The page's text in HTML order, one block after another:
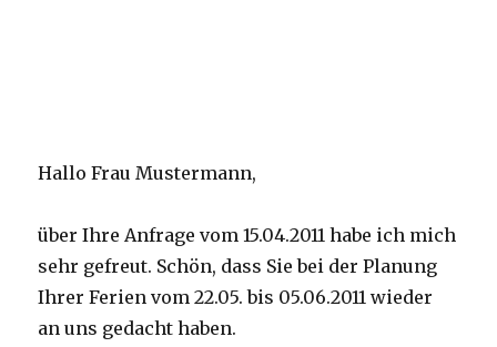
Hallo Frau Mustermann,
über Ihre Anfrage vom 15.04.2011 habe ich mich
sehr gefreut. Schön, dass Sie bei der Planung
Ihrer Ferien vom 22.05. bis 05.06.2011 wieder
an uns gedacht haben.